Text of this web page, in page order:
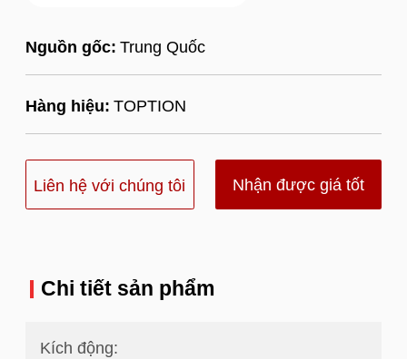
Nguồn gốc: Trung Quốc
Hàng hiệu: TOPTION
Liên hệ với chúng tôi Nhận được giá tốt
Chi tiết sản phẩm
Kích động: